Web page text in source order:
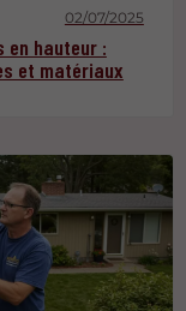
02/07/2025
en hauteur :
et matériaux